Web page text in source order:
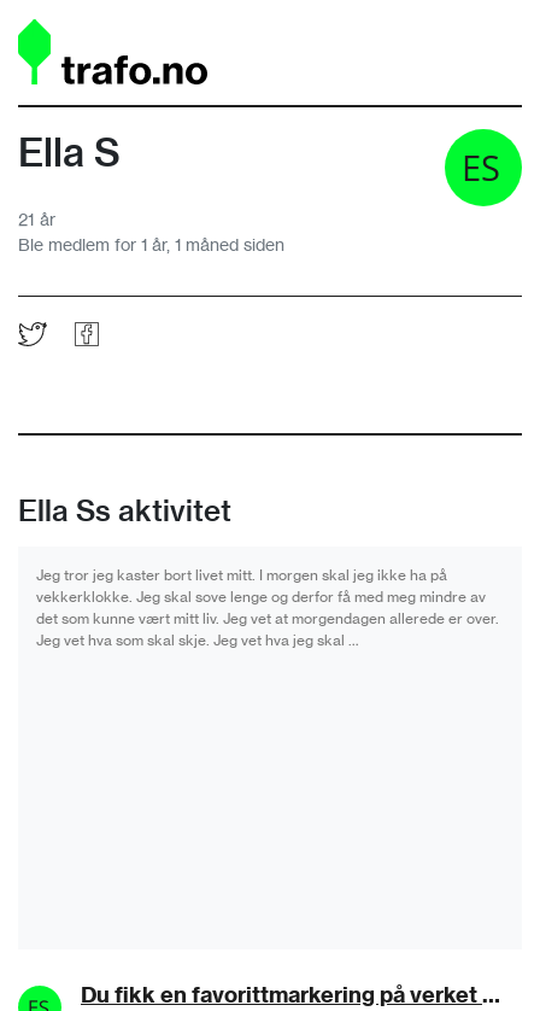
Ella S
21 år
Ble medlem for 1 år, 1 måned siden
Ella Ss aktivitet
Jeg tror jeg kaster bort livet mitt. I morgen skal jeg ikke ha på
vekkerklokke. Jeg skal sove lenge og derfor få med meg mindre av
det som kunne vært mitt liv. Jeg vet at morgendagen allerede er over.
Jeg vet hva som skal skje. Jeg vet hva jeg skal …
Du fikk en favorittmarkering på verket makdaembaie503b92:Samma det